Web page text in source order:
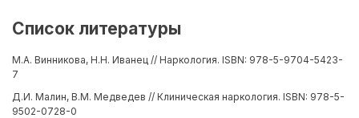
Список литературы
М.А. Винникова, Н.Н. Иванец // Наркология. ISBN: 978-5-9704-5423-
7
Д.И. Малин, В.М. Медведев // Клиническая наркология. ISBN: 978-5-
9502-0728-0